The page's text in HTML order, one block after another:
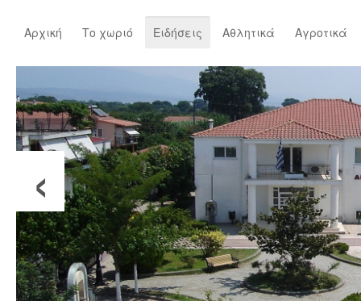
Αρχική Το χωριό Ειδήσεις Αθλητικά Αγροτικά
‹